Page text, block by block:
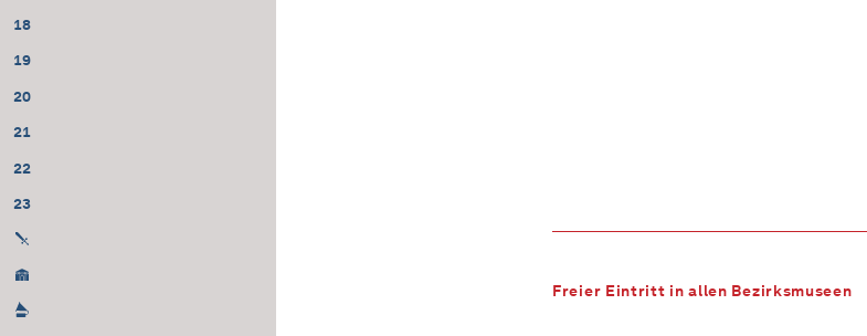
18
19
20
21
22
23
Freier Eintritt in allen Bezirksmuseen